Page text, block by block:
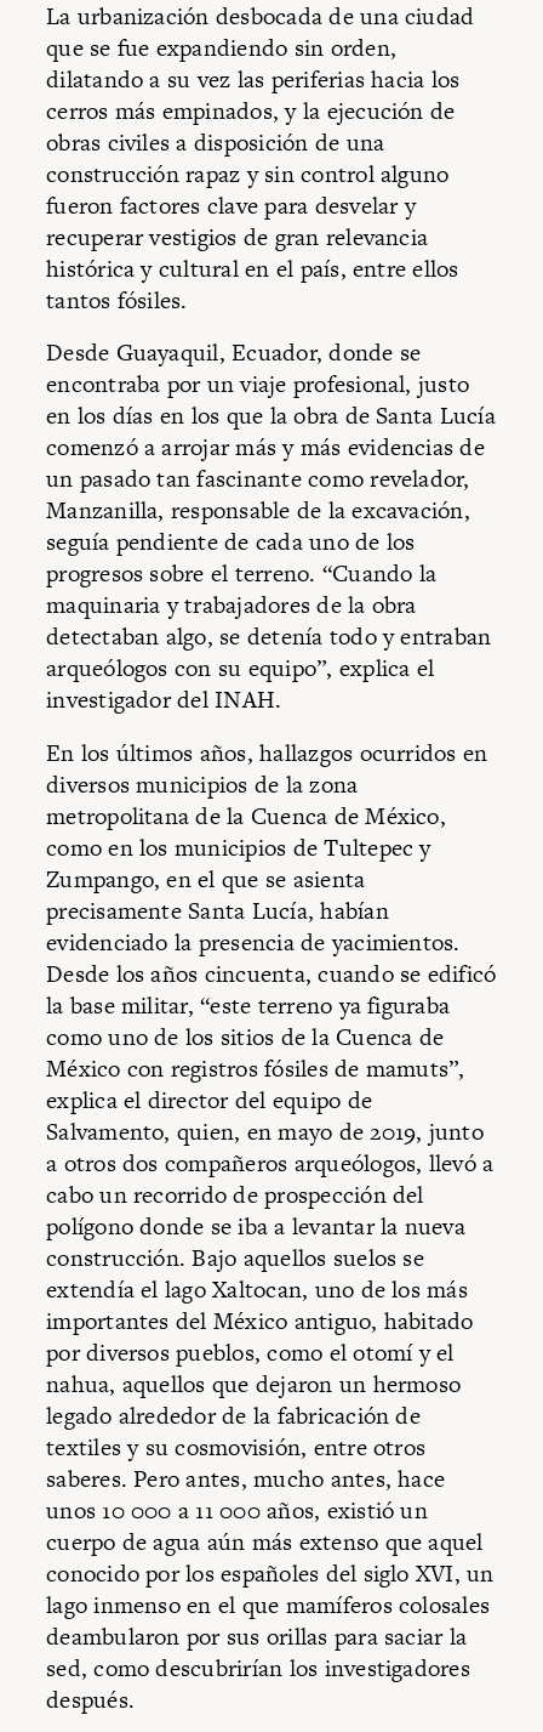
La urbanización desbocada de una ciudad
que se fue expandiendo sin orden,
dilatando a su vez las periferias hacia los
cerros más empinados, y la ejecución de
obras civiles a disposición de una
construcción rapaz y sin control alguno
fueron factores clave para desvelar y
recuperar vestigios de gran relevancia
histórica y cultural en el país, entre ellos
tantos fósiles.
Desde Guayaquil, Ecuador, donde se
encontraba por un viaje profesional, justo
en los días en los que la obra de Santa Lucía
comenzó a arrojar más y más evidencias de
un pasado tan fascinante como revelador,
Manzanilla, responsable de la excavación,
seguía pendiente de cada uno de los
progresos sobre el terreno. “Cuando la
maquinaria y trabajadores de la obra
detectaban algo, se detenía todo y entraban
arqueólogos con su equipo”, explica el
investigador del INAH.
En los últimos años, hallazgos ocurridos en
diversos municipios de la zona
metropolitana de la Cuenca de México,
como en los municipios de Tultepec y
Zumpango, en el que se asienta
precisamente Santa Lucía, habían
evidenciado la presencia de yacimientos.
Desde los años cincuenta, cuando se edificó
la base militar, “este terreno ya figuraba
como uno de los sitios de la Cuenca de
México con registros fósiles de mamuts”,
explica el director del equipo de
Salvamento, quien, en mayo de 2019, junto
a otros dos compañeros arqueólogos, llevó a
cabo un recorrido de prospección del
polígono donde se iba a levantar la nueva
construcción. Bajo aquellos suelos se
extendía el lago Xaltocan, uno de los más
importantes del México antiguo, habitado
por diversos pueblos, como el otomí y el
nahua, aquellos que dejaron un hermoso
legado alrededor de la fabricación de
textiles y su cosmovisión, entre otros
saberes. Pero antes, mucho antes, hace
unos 10 000 a 11 000 años, existió un
cuerpo de agua aún más extenso que aquel
conocido por los españoles del siglo XVI, un
lago inmenso en el que mamíferos colosales
deambularon por sus orillas para saciar la
sed, como descubrirían los investigadores
después.